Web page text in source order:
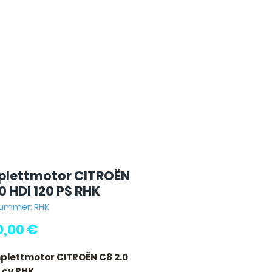
CITROËN
HDI 120 PS RHK
RHK
€
CITROËN C8 2.0